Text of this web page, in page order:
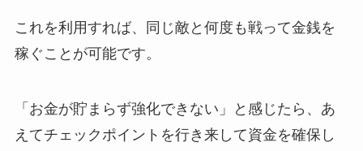
これを利用すれば、同じ敵と何度も戦って金銭を
稼ぐことが可能です。
「お金が貯まらず強化できない」と感じたら、あ
えてチェックポイントを行き来して資金を確保し